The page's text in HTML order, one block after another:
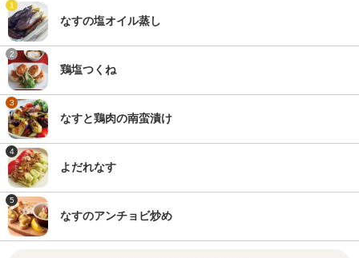
1
なすの塩オイル蒸し
2
鶏塩つくね
3
なすと鶏肉の南蛮漬け
4
よだれなす
5
なすのアンチョビ炒め